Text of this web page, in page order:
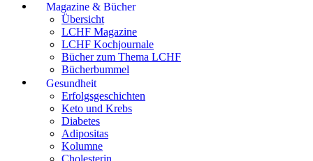
Magazine & Bücher
Übersicht
LCHF Magazine
LCHF Kochjournale
Bücher zum Thema LCHF
Bücherbummel
Gesundheit
Erfolgsgeschichten
Keto und Krebs
Diabetes
Adipositas
Kolumne
Cholesterin